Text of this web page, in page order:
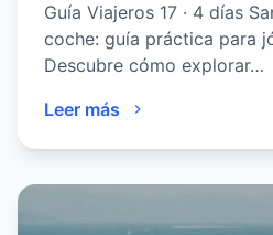
Guía Viajeros 17 · 4 días
coche: guía práctica para
Descubre cómo explorar…
Leer más